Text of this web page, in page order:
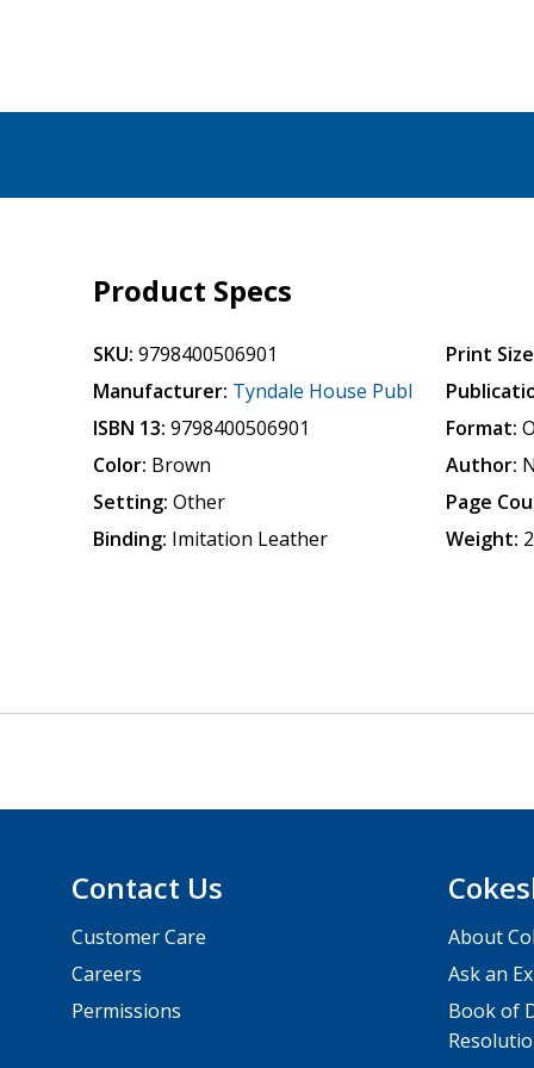
Product Specs
SKU: 9798400506901
Manufacturer: Tyndale House Publ
ISBN 13: 9798400506901
Color: Brown
Setting: Other
Binding: Imitation Leather
Print
Format:
Author:
Page
Weight:
Contact Us
Customer Care
Careers
Permissions
About
Ask an
Book of